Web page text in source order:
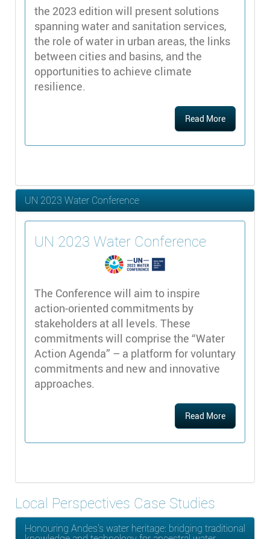
the 2023 edition will present solutions
spanning water and sanitation services,
the role of water in urban areas, the links
between cities and basins, and the
opportunities to achieve climate
resilience.
Read More
UN 2023 Water Conference
UN 2023 Water Conference
The Conference will aim to inspire
action-oriented commitments by
stakeholders at all levels. These
commitments will comprise the “Water
Action Agenda” – a platform for voluntary
commitments and new and innovative
approaches.
Read More
Local Perspectives Case Studies
Honouring Andes's water heritage: bridging traditional